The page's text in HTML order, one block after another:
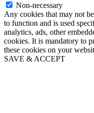
Non-necessary
Any cookies that may not
to function and is used
analytics, ads, other
cookies. It is mandatory to
these cookies on your
SAVE & ACCEPT